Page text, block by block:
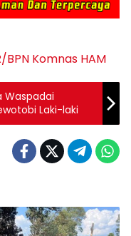
BPN Komnas HAM
Waspadai
Laki-laki